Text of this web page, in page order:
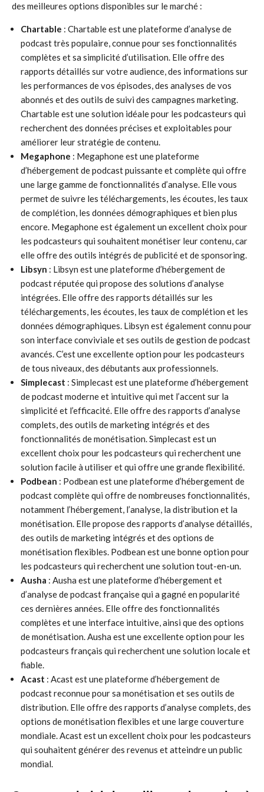
des meilleures options disponibles sur le marché :
Chartable : Chartable est une plateforme d’analyse de
podcast très populaire, connue pour ses fonctionnalités
complètes et sa simplicité d’utilisation. Elle offre des
rapports détaillés sur votre audience, des informations sur
les performances de vos épisodes, des analyses de vos
abonnés et des outils de suivi des campagnes marketing.
Chartable est une solution idéale pour les podcasteurs qui
recherchent des données précises et exploitables pour
améliorer leur stratégie de contenu.
Megaphone : Megaphone est une plateforme
d’hébergement de podcast puissante et complète qui offre
une large gamme de fonctionnalités d’analyse. Elle vous
permet de suivre les téléchargements, les écoutes, les taux
de complétion, les données démographiques et bien plus
encore. Megaphone est également un excellent choix pour
les podcasteurs qui souhaitent monétiser leur contenu, car
elle offre des outils intégrés de publicité et de sponsoring.
Libsyn : Libsyn est une plateforme d’hébergement de
podcast réputée qui propose des solutions d’analyse
intégrées. Elle offre des rapports détaillés sur les
téléchargements, les écoutes, les taux de complétion et les
données démographiques. Libsyn est également connu pour
son interface conviviale et ses outils de gestion de podcast
avancés. C’est une excellente option pour les podcasteurs
de tous niveaux, des débutants aux professionnels.
Simplecast : Simplecast est une plateforme d’hébergement
de podcast moderne et intuitive qui met l’accent sur la
simplicité et l’efficacité. Elle offre des rapports d’analyse
complets, des outils de marketing intégrés et des
fonctionnalités de monétisation. Simplecast est un
excellent choix pour les podcasteurs qui recherchent une
solution facile à utiliser et qui offre une grande flexibilité.
Podbean : Podbean est une plateforme d’hébergement de
podcast complète qui offre de nombreuses fonctionnalités,
notamment l’hébergement, l’analyse, la distribution et la
monétisation. Elle propose des rapports d’analyse détaillés,
des outils de marketing intégrés et des options de
monétisation flexibles. Podbean est une bonne option pour
les podcasteurs qui recherchent une solution tout-en-un.
Ausha : Ausha est une plateforme d’hébergement et
d’analyse de podcast française qui a gagné en popularité
ces dernières années. Elle offre des fonctionnalités
complètes et une interface intuitive, ainsi que des options
de monétisation. Ausha est une excellente option pour les
podcasteurs français qui recherchent une solution locale et
fiable.
Acast : Acast est une plateforme d’hébergement de
podcast reconnue pour sa monétisation et ses outils de
distribution. Elle offre des rapports d’analyse complets, des
options de monétisation flexibles et une large couverture
mondiale. Acast est un excellent choix pour les podcasteurs
qui souhaitent générer des revenus et atteindre un public
mondial.